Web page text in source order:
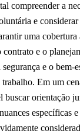
compreender a
e
uma
contrato e o
segurança e o bem-
Em um
buscar orientação
específicas